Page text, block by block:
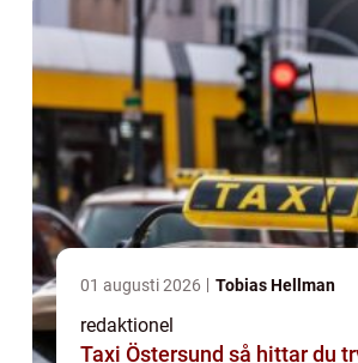
01 augusti 2026 Tobias Hellman
redaktionel
Taxi Östersund så hittar du trygg och